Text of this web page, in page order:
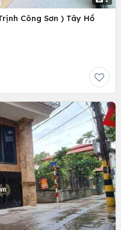
Bán 58m - 8 Tầng - 4m.Mặt Tiền.( Trịnh Công Sơn ) Tây Hồ